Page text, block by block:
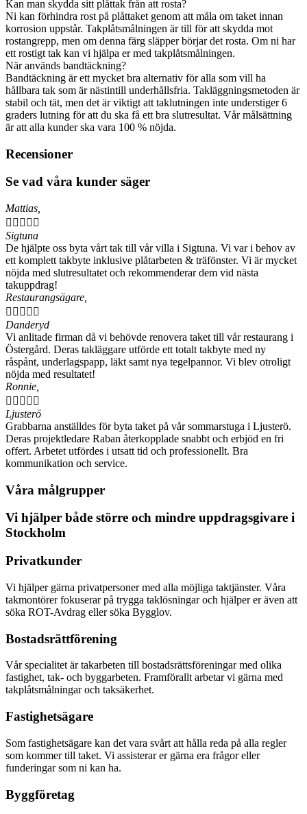
Kan man skydda sitt plåttak från att rosta?
Ni kan förhindra rost på plåttaket genom att måla om taket innan
korrosion uppstår. Takplåtsmålningen är till för att skydda mot
rostangrepp, men om denna färg släpper börjar det rosta. Om ni har
ett rostigt tak kan vi hjälpa er med takplåtsmålningen.
När används bandtäckning?
Bandtäckning är ett mycket bra alternativ för alla som vill ha
hållbara tak som är nästintill underhållsfria. Takläggningsmetoden är
stabil och tät, men det är viktigt att taklutningen inte understiger 6
graders lutning för att du ska få ett bra slutresultat. Vår målsättning
är att alla kunder ska vara 100 % nöjda.
Recensioner
Se vad våra kunder säger
Mattias,
    
Sigtuna
De hjälpte oss byta vårt tak till vår villa i Sigtuna. Vi var i behov av
ett komplett takbyte inklusive plåtarbeten & träfönster. Vi är mycket
nöjda med slutresultatet och rekommenderar dem vid nästa
takuppdrag!
Restaurangsägare,
    
Danderyd
Vi anlitade firman då vi behövde renovera taket till vår restaurang i
Östergård. Deras takläggare utförde ett totalt takbyte med ny
råspånt, underlagspapp, läkt samt nya tegelpannor. Vi blev otroligt
nöjda med resultatet!
Ronnie,
    
Ljusterö
Grabbarna anställdes för byta taket på vår sommarstuga i Ljusterö.
Deras projektledare Raban återkopplade snabbt och erbjöd en fri
offert. Arbetet utfördes i utsatt tid och professionellt. Bra
kommunikation och service.
Våra målgrupper
Vi hjälper både större och mindre uppdragsgivare i
Stockholm
Privatkunder
Vi hjälper gärna privatpersoner med alla möjliga taktjänster. Våra
takmontörer fokuserar på trygga taklösningar och hjälper er även att
söka ROT-Avdrag eller söka Bygglov.
Bostadsrättförening
Vår specialitet är takarbeten till bostadsrättsföreningar med olika
fastighet, tak- och byggarbeten. Framförallt arbetar vi gärna med
takplåtsmålningar och taksäkerhet.
Fastighetsägare
Som fastighetsägare kan det vara svårt att hålla reda på alla regler
som kommer till taket. Vi assisterar er gärna era frågor eller
funderingar som ni kan ha.
Byggföretag